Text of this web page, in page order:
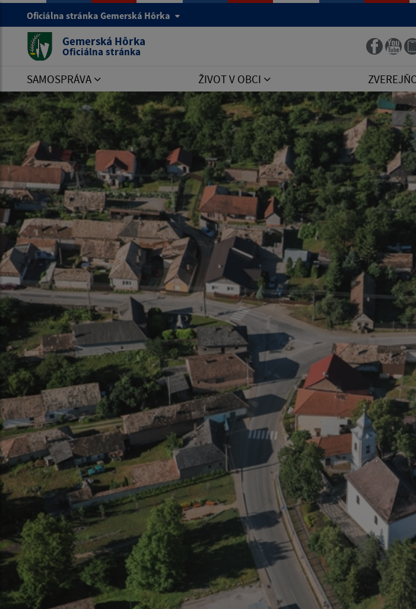
Oficiálna stránka Gemerská Hôrka
Gemerská Hôrka
Oficiálna stránka
SAMOSPRÁVA ŽIVOT V OBCI